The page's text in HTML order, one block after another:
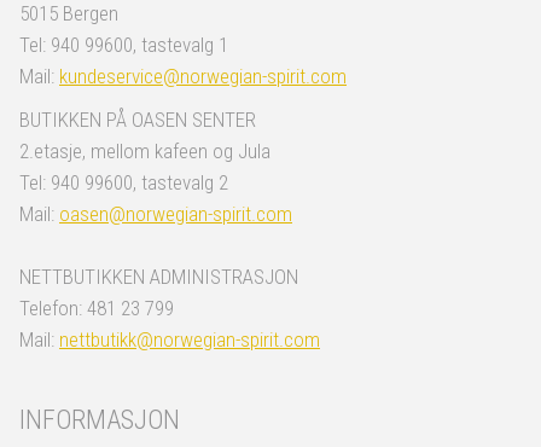
5015 Bergen
Tel: 940 99600, tastevalg 1
Mail: kundeservice@norwegian-spirit.com
BUTIKKEN PÅ OASEN SENTER
2.etasje, mellom kafeen og Jula
Tel: 940 99600, tastevalg 2
Mail: oasen@norwegian-spirit.com
NETTBUTIKKEN ADMINISTRASJON
Telefon: 481 23 799
Mail: nettbutikk@norwegian-spirit.com
INFORMASJON